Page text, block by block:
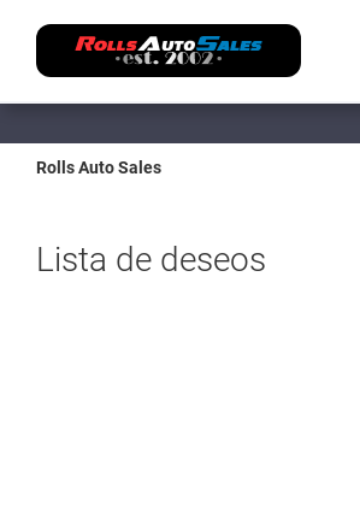
Rolls Auto Sales
Lista de deseos